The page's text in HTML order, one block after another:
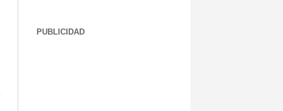
PUBLICIDAD